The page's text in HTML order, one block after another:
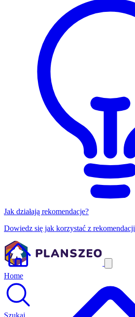
Jak działają rekomendacje?
Dowiedz się jak korzystać z rekomendacji
Home
Szukaj